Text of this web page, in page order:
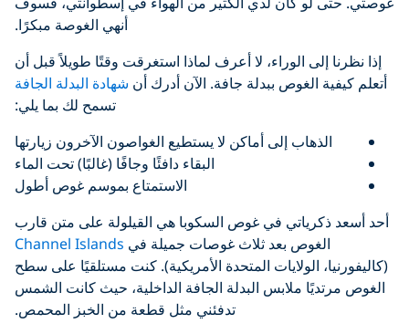
أنهي الغوصة مبكرًا.
إذا نظرنا إلى الوراء، لا أعرف لماذا استغرقت وقتًا طويلاً قبل أن
أتعلم كيفية الغوص ببدلة جافة. الآن أدرك أن شهادة البدلة الجافة
تسمح لك بما يلي:
الذهاب إلى أماكن لا يستطيع الغواصون الآخرون زيارتها
البقاء دافئًا وجافًا (غالبًا) تحت الماء
الاستمتاع بموسم غوص أطول
أحد أسعد ذكرياتي في غوص السكوبا هي القيلولة على متن قارب
الغوص بعد ثلاث غوصات جميلة في Channel Islands
(كاليفورنيا، الولايات المتحدة الأمريكية). كنت مستلقيًا على سطح
الغوص مرتديًا ملابس البدلة الجافة الداخلية، حيث كانت الشمس
تدفئني مثل قطعة من الخبز المحمص.